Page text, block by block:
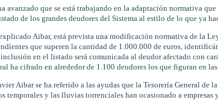
avanzado que se está trabajando en la adaptación normativa
de los grandes deudores del Sistema al estilo de lo que ya
Aibar, está prevista una modificación normativa de la
que superen la cantidad de 1.000.000 de euros,
en el listado será comunicada al deudor afectado con
ha cifrado en alrededor de 1.100 deudores los que figuran en
Aibar se ha referido a las ayudas que la Tesorería General de
temporales y las lluvias torrenciales han ocasionado a empresas